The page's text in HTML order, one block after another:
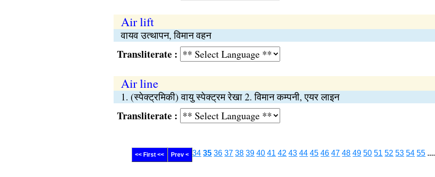
Air lift
वायव उत्थापन, विमान वहन
Transliterate :
Air line
1. (स्पेक्ट्रमिकी) वायु स्पेक्ट्रम रेखा 2. विमान कम्पनी, एयर लाइन
Transliterate :
<< First << Prev < 34 35 36 37 38 39 40 41 42 43 44 45 46 47 48 49 50 51 52 53 54 55